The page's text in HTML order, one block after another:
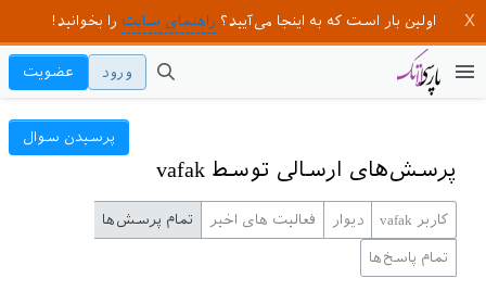
اولین بار است که به اینجا می‌آیید؟ راهنمای سایت را بخوانید!
ورود عضویت
پرسش‌های ارسالی توسط vafak
پرسیدن سوال
کاربر vafak دیوار فعالیت های اخیر تمام پرسش‌ها
تمام پاسخ‌ها